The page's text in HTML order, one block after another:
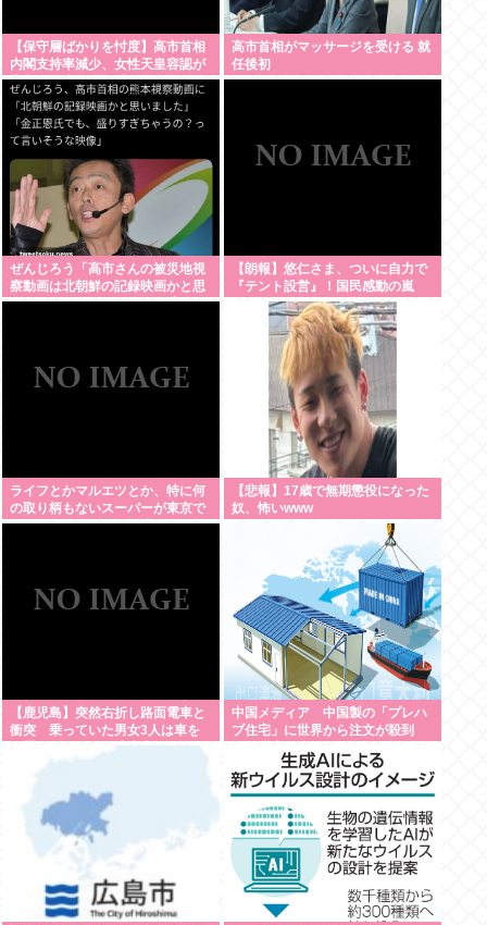
【保守層ばかりを忖度】高市首相
内閣支持率減少、女性天皇容認が
増加…識者に聞く「民意無視」の
代償
高市首相がマッサージを受ける 就
任後初
ぜんじろう「高市さんの被災地視
察動画は北朝鮮の記録映画かと思
った。金正恩でもあんなに盛らん
【朗報】悠仁さま、ついに自力で
『テント設営』！国民感動の嵐
ライフとかマルエツとか、特に何
の取り柄もないスーパーが東京で
デカい顔してるの不思議だよな、
【悲報】17歳で無期懲役になった
奴、怖いwww
【鹿児島】突然右折し路面電車と
衝突 乗っていた男女3人は車を
放置しダッシュで逃走中
中国メディア 中国製の「プレハ
ブ住宅」に世界から注文が殺到